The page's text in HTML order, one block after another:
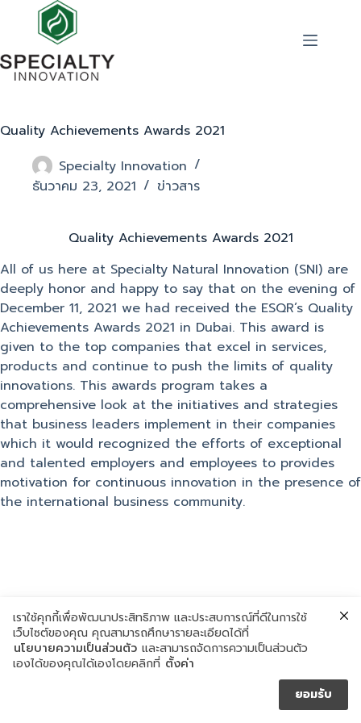
Quality Achievements Awards 2021
Specialty Innovation
ธันวาคม 23, 2021
ข่าวสาร
Quality Achievements Awards 2021
All of us here at Specialty Natural Innovation (SNI) are
deeply honor and happy to say that on the evening of
December 11, 2021 we had received the ESQR’s Quality
Achievements Awards 2021 in Dubai. This award is
given to the top companies that excel in services,
products and continue to push the limits of quality
innovations. This awards program takes a
comprehensive look at the initiatives and strategies
that business leaders implement in their companies
which it would recognized the efforts of exceptional
and talented employers and employees to provides
motivation for continuous innovation in the presence of
the international business community.
เราใช้คุกกี้เพื่อพัฒนาประสิทธิภาพ และประสบการณ์ที่ดีในการใช้
เว็บไซต์ของคุณ คุณสามารถศึกษารายละเอียดได้ที่
นโยบายความเป็นส่วนตัว และสามารถจัดการความเป็นส่วนตัว
เองได้ของคุณได้เองโดยคลิกที่ ตั้งค่า
ยอมรับ